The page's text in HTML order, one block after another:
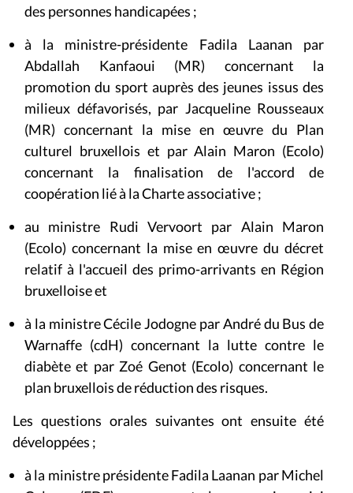
des personnes handicapées ;
à la ministre-présidente Fadila Laanan par
Abdallah Kanfaoui (MR) concernant la
promotion du sport auprès des jeunes issus des
milieux défavorisés, par Jacqueline Rousseaux
(MR) concernant la mise en œuvre du Plan
culturel bruxellois et parAlain Maron (Ecolo)
concernant la finalisation de l'accord de
coopération lié à la Charte associative ;
au ministre Rudi Vervoort par Alain Maron
(Ecolo) concernant la mise en œuvre du décret
relatif à l'accueil des primo-arrivants en Région
bruxelloise et
à la ministre Cécile Jodogne par André du Bus de
Warnaffe (cdH) concernant la lutte contre le
diabète et par Zoé Genot (Ecolo) concernant le
plan bruxellois de réduction des risques.
Les questions orales suivantes ont ensuite été
développées ;
à la ministre présidente Fadila Laanan parMichel